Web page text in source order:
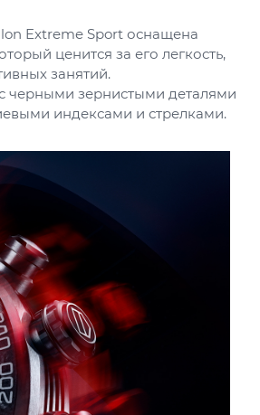
Extreme Sport оснащена
ценится за его легкость,
занятий.
черными зернистыми деталями
индексами и стрелками.